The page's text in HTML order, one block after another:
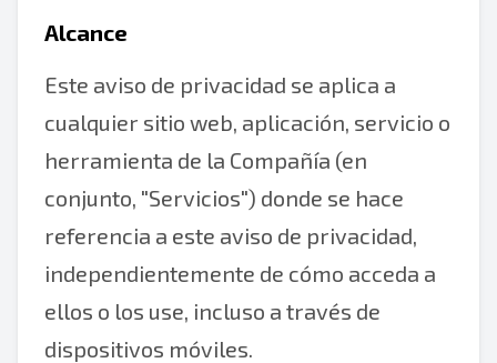
Alcance
Este aviso de privacidad se aplica a
cualquier sitio web, aplicación, servicio o
herramienta de la Compañía (en
conjunto, "Servicios") donde se hace
referencia a este aviso de privacidad,
independientemente de cómo acceda a
ellos o los use, incluso a través de
dispositivos móviles.